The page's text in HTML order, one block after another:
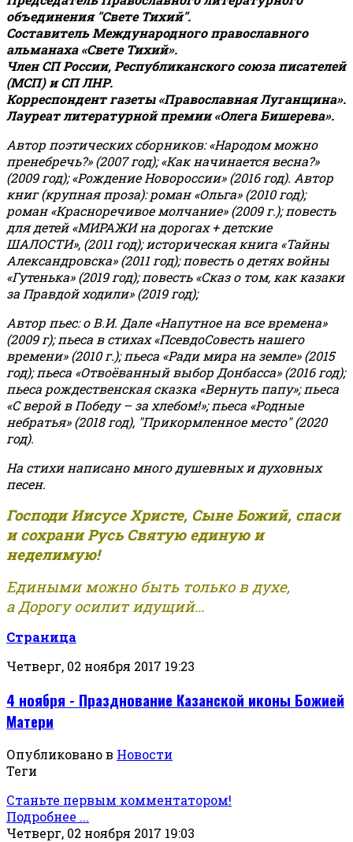
объединения "Свете Тихий".
Составитель Международного православного
альманаха «Свете Тихий».
Член СП России, Республиканского союза писателей
(МСП) и СП ЛНР.
Корреспондент газеты «Православная Луганщина».
Лауреат литературной премии «Олега Бишерева».
Автор поэтических сборников: «Народом можно
пренебречь?» (2007 год); «Как начинается весна?»
(2009 год); «Рождение Новороссии» (2016 год). Автор
книг (крупная проза): роман «Ольга» (2010 год);
роман «Красноречивое молчание» (2009 г.); повесть
для детей «МИРАЖИ на дорогах + детские
ШАЛОСТИ», (2011 год); историческая книга «Тайны
Александровска» (2011 год); повесть о детях войны
«Гутенька» (2019 год); повесть «Сказ о том, как казаки
за Правдой ходили» (2019 год);
Автор пьес: о В.И. Дале «Напутное на все времена»
(2009 г); пьеса в стихах «ПсевдоСовесть нашего
времени» (2010 г.); пьеса «Ради мира на земле» (2015
год); пьеса «Отвоёванный выбор Донбасса» (2016 год);
пьеса рождественская сказка «Вернуть папу»; пьеса
«С верой в Победу – за хлебом!»;пьеса «Родные
небратья» (2018 год), "Прикормленное место" (2020
год).
На стихи написано много душевных и духовных
песен.
Господи Иисусе Христе, Сыне Божий, спаси
и сохрани Русь Святую единую и
неделимую!
Едиными можно быть только в духе,
а Дорогу осилит идущий...
Страница
Четверг, 02 ноября 2017 19:23
4 ноября - Празднование Казанской иконы Божией
Матери
Опубликовано в Новости
Теги
Станьте первым комментатором!
Подробнее ...
Четверг, 02 ноября 2017 19:03